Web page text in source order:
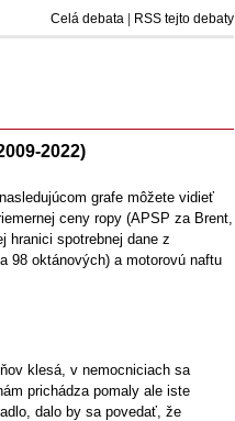
Celá debata RSS tejto debaty
2022)
grafe môžete vidieť
ceny ropy (APSP za Brent,
hranici spotrebnej dane z
98 oktánových) a motorovú naftu
klesá, v nemocniciach sa
prichádza pomaly ale iste
dalo by sa povedať, že